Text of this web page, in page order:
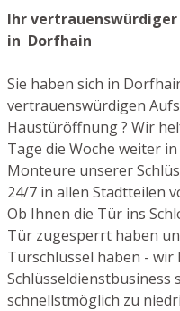
Ihr vertrauenswürdiger
in Dorfhain
Sie haben sich in
vertrauenswürdigen
Haustüröffnung ? Wir
Tage die Woche weiter
Monteure unserer
24/7 in allen Stadtteilen
Ob Ihnen die Tür ins
Tür zugesperrt haben
Türschlüssel haben - wir
schnellstmöglich zu